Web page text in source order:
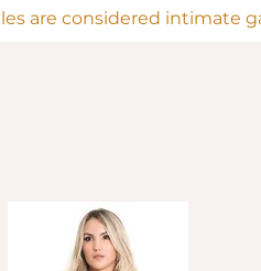
are considered intimate